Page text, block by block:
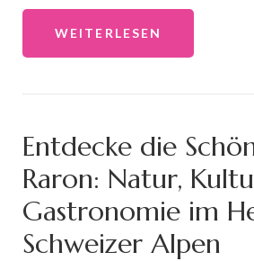
WEITERLESEN
Entdecke die
Raron: Natur,
Gastronomie im
Schweizer Alpen